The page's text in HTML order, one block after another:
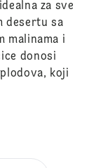
za sve
desertu sa
malinama i
donosi
koji